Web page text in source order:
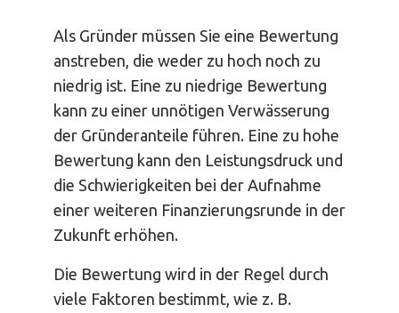
Als Gründer müssen Sie eine Bewertung
anstreben, die weder zu hoch noch zu
niedrig ist. Eine zu niedrige Bewertung
kann zu einer unnötigen Verwässerung
der Gründeranteile führen. Eine zu hohe
Bewertung kann den Leistungsdruck und
die Schwierigkeiten bei der Aufnahme
einer weiteren Finanzierungsrunde in der
Zukunft erhöhen.
Die Bewertung wird in der Regel durch
viele Faktoren bestimmt, wie z. B.